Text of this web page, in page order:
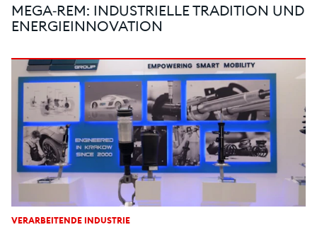
MEGA‑REM: INDUSTRIELLE TRADITION UND
ENERGIEINNOVATION
VERARBEITENDE INDUSTRIE